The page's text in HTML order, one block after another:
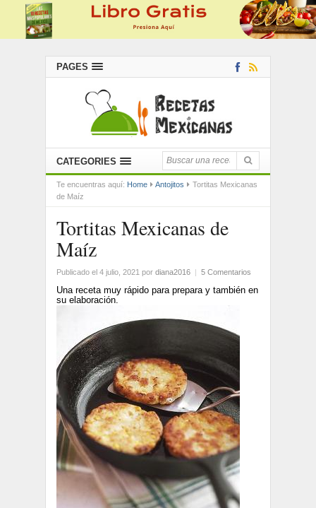
PAGES
CATEGORIES
Te encuentras aquí: Home Antojitos
Tortitas Mexicanas
de Maíz
Tortitas Mexicanas de
Maíz
Publicado el 4 julio, 2021 por diana2016 | 5 Comentarios
Una receta muy rápido para prepara y también en
su elaboración.